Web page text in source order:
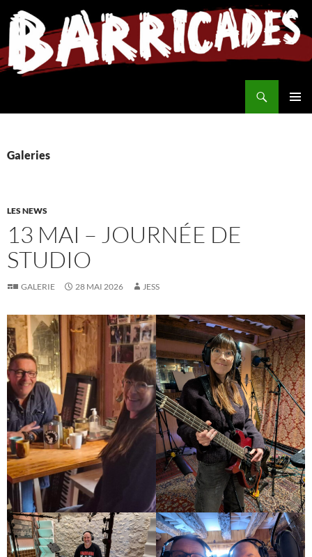
Aller
au
contenu
Galeries
LES NEWS
13 MAI – JOURNÉE DE
STUDIO
GALERIE 28 MAI 2026 JESS